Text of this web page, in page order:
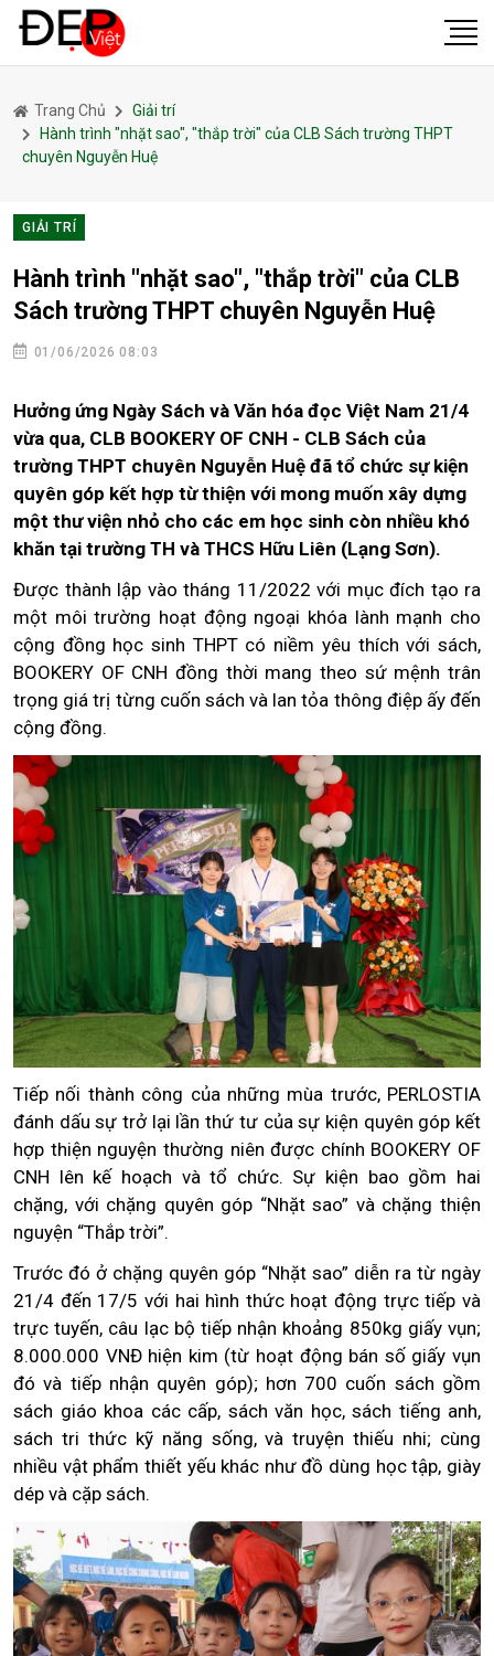
Trang Chủ
Giải trí
Hành trình "nhặt sao", "thắp trời" của CLB Sách trường THPT
chuyên Nguyễn Huệ
GIẢI TRÍ
Hành trình "nhặt sao", "thắp trời" của CLB
Sách trường THPT chuyên Nguyễn Huệ
01/06/2026 08:03
Hưởng ứng Ngày Sách và Văn hóa đọc Việt Nam 21/4
vừa qua, CLB BOOKERY OF CNH - CLB Sách của
trường THPT chuyên Nguyễn Huệ đã tổ chức sự kiện
quyên góp kết hợp từ thiện với mong muốn xây dựng
một thư viện nhỏ cho các em học sinh còn nhiều khó
khăn tại trường TH và THCS Hữu Liên (Lạng Sơn).
Được thành lập vào tháng 11/2022 với mục đích tạo ra
một môi trường hoạt động ngoại khóa lành mạnh cho
cộng đồng học sinh THPT có niềm yêu thích với sách,
BOOKERY OF CNH đồng thời mang theo sứ mệnh trân
trọng giá trị từng cuốn sách và lan tỏa thông điệp ấy đến
cộng đồng.
Tiếp nối thành công của những mùa trước, PERLOSTIA
đánh dấu sự trở lại lần thứ tư của sự kiện quyên góp kết
hợp thiện nguyện thường niên được chính BOOKERY OF
CNH lên kế hoạch và tổ chức. Sự kiện bao gồm hai
chặng, với chặng quyên góp “Nhặt sao” và chặng thiện
nguyện “Thắp trời”.
Trước đó ở chặng quyên góp “Nhặt sao” diễn ra từ ngày
21/4 đến 17/5 với hai hình thức hoạt động trực tiếp và
trực tuyến, câu lạc bộ tiếp nhận khoảng 850kg giấy vụn;
8.000.000 VNĐ hiện kim (từ hoạt động bán số giấy vụn
đó và tiếp nhận quyên góp); hơn 700 cuốn sách gồm
sách giáo khoa các cấp, sách văn học, sách tiếng anh,
sách tri thức kỹ năng sống, và truyện thiếu nhi; cùng
nhiều vật phẩm thiết yếu khác như đồ dùng học tập, giày
dép và cặp sách.